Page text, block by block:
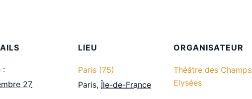
:
27
LIEU
Paris (75)
Paris, Île-de-France
ORGANISATEUR
Théâtre des Champs
Elysées